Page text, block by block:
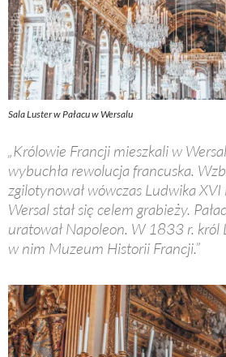
Sala Luster w Pałacu w Wersalu
„Królowie Francji mieszkali w
wybuchła rewolucja francuska.
zgilotynował wówczas Ludwika
Wersal stał się celem grabieży.
uratował Napoleon. W 1833 r. król
w nim Muzeum Historii Francji.”